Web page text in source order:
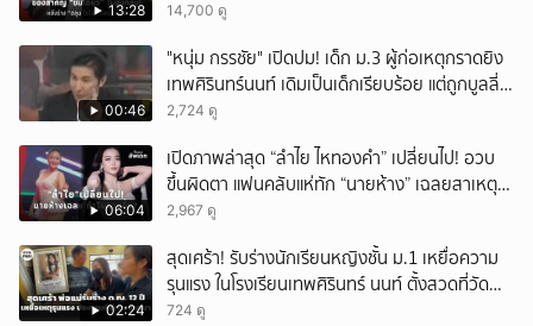
13:28 14,700 ดู
00:46
"หนุ่ม กรรชัย" เปิดปม! เด็ก ม.3 ผู้ก่อเหตุกราดยิง
เทพศิรินทร์นนท์ เดิมเป็นเด็กเรียบร้อย แต่ถูกบูลลี่
หนัก คาดแรงกดดันสะสมกลายเป็นแรงแค้น จนก่อ
2,724 ดู
06:04
เปิดภาพล่าสุด “ลำไย ไหทองคำ” เปลี่ยนไป! อวบ
ขึ้นผิดตา แฟนคลับแห่ทัก “นายห้าง” เฉลยสาเหตุ
ชัด!
2,967 ดู
02:24
สุดเศร้า! รับร่างนักเรียนหญิงชั้น ม.1 เหยื่อความ
รุนแรง ในโรงเรียนเทพศิรินทร์ นนท์ ตั้งสวดที่วัด
ลาดปลาดุก
724 ดู